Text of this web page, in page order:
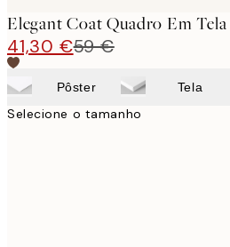
Elegant Coat Quadro Em
41,30 €59 €
Pôster Tela
Selecione o tamanho